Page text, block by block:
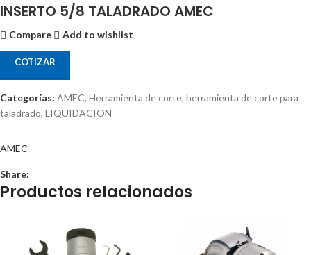
INSERTO 5/8 TALADRADO AMEC
Compare Add to wishlist
COTIZAR
Categorías: AMEC, Herramienta de corte, herramienta de corte para
taladrado, LIQUIDACION
AMEC
Share:
Productos relacionados